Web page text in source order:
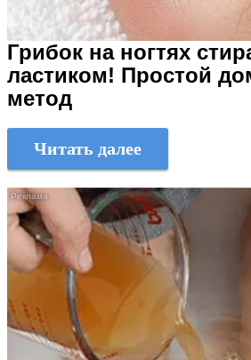
Грибок на ногтях
ластиком! Простой
метод
Читать далее